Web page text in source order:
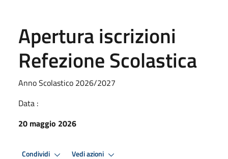
Apertura iscrizioni
Refezione Scolastica
Anno Scolastico 2026/2027
Data :
20 maggio 2026
Condividi Vedi azioni